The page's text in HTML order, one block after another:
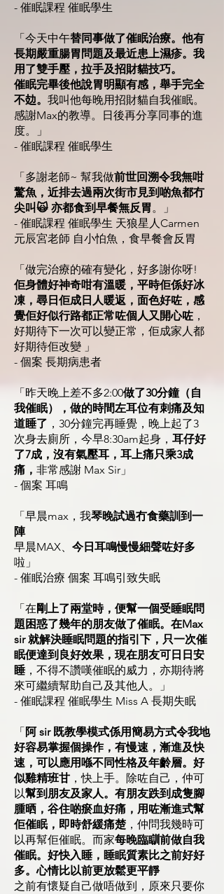
- 催眠課程 催眠學生
「今天中午替同事做了催眠治療。他有
長期嚴重腸胃問題及最近患上濕疹。我
用了雙手壓，拉手及招財貓技巧。
催眠完畢後他說胃明顯有感，舉手完全
不攰。 我叫他每晚用招財貓自我催眠。
感謝Max的教導。日後再分享同事的進
度。」
- 催眠課程 催眠學生
「多謝老師~ 幫我做前世回溯令我無咁
驚魚，近排去過兩次街市見到啲魚都冇
尖叫🙀 亦都食到早餐無反胃。」
- 催眠課程 催眠學生 天狼星人Carmen
元辰宮老師 自小怕魚，食早餐會反胃
「做完治療的確有變化，好多謝你呀!
佢身體好神奇咁有溫暖，平時佢係好冰
凍，尋日佢成日人暖返，面色好咗，感
覺佢好似行路都正常咗個人又開心咗 ，
好期待下一次可以變正常，佢成家人都
好期待佢改變 」
- 個案 長期病患者
「昨天晚上差不多2:00做了30分鐘（自
我催眠），做的時間左耳位有刺痛及知
道睡了 ，30分鐘完再睡覺，晚上起了3
次身去廁所，今早8:30am起身， 耳仔好
了7成，沒有氣壓耳，耳上痛只乘3成
痛， 非常感謝 Max Sir」
- 個案 耳鳴
「早晨max，我琴晚試過冇食藥訓到一
陣
早晨MAX、 今日耳鳴慢慢細聲咗好多
啦」
- 催眠治療 個案 耳鳴引致失眠
「在剛上了兩堂時，便幫一個受睡眠問
題困惑了幾年的朋友做了催眠。在Max
sir 就解決睡眠問題的指引下，只一次催
眠便達到良好效果，現在朋友可日日安
睡 ，不得不讚嘆催眠的威力，亦期待將
來可繼續幫助自己及其他人。」
- 催眠課程 催眠學生 Miss A 長期失眠
「阿 sir 既教學模式係用簡易方式令我地
好容易掌握個操作，有慢速，漸進及快
速，可以應用喺不同性格及年齡層。好
似雞精班甘 ，快上手。除咗自己，仲可
以幫到朋友及家人。有朋友跌到成隻腳
腫晒，谷住啲瘀血好痛，用咗漸進式幫
佢催眠，即時舒緩痛楚，仲問我幾時可
以再幫佢催眠。而家每晚臨瞓前做自我
催眠。好快入睡，睡眠質素比之前好好
多。心情比以前更放鬆更平靜
之前有懷疑自己做唔做到，原來只要你